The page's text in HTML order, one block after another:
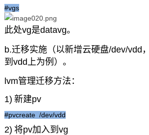
#vgs
此处vg是datavg。
b.迁移实施（以新增云硬盘/dev/vdd
到vdd上为例）。
lvm管理迁移方法：
1) 新建pv
#pvcreate /dev/vdd
2) 将pv加入到vg